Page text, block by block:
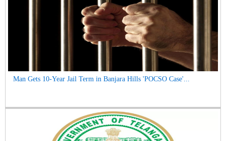
Man Gets 10-Year Jail Term in Banjara Hills 'POCSO Case'...